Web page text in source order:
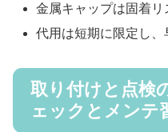
金属キャップは固着リ
代用は短期に限定し、
取り付けと点検
ェックとメンテ